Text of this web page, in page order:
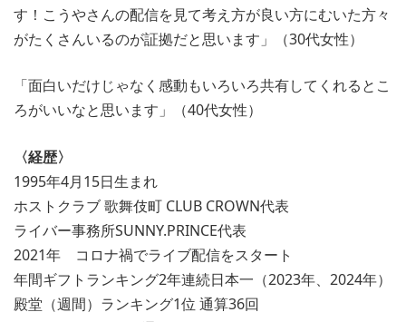
す！こうやさんの配信を見て考え方が良い方にむいた方々
がたくさんいるのが証拠だと思います」（30代女性）
「面白いだけじゃなく感動もいろいろ共有してくれるとこ
ろがいいなと思います」（40代女性）
〈経歴〉
1995年4月15日生まれ
ホストクラブ 歌舞伎町 CLUB CROWN代表
ライバー事務所SUNNY.PRINCE代表
2021年 コロナ禍でライブ配信をスタート
年間ギフトランキング2年連続日本一（2023年、2024年）
殿堂（週間）ランキング1位 通算36回